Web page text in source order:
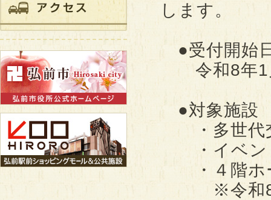
します。
●受付開始
令和8年1
●対象施設
・多世代
・イベン
・４階ホ
※令和8年